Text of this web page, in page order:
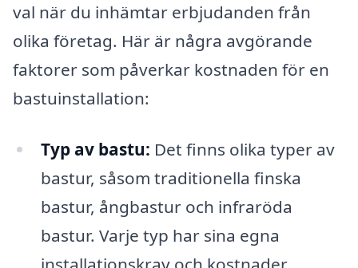
val när du inhämtar erbjudanden från
olika företag. Här är några avgörande
faktorer som påverkar kostnaden för en
bastuinstallation:
Typ av bastu: Det finns olika typer av
bastur, såsom traditionella finska
bastur, ångbastur och infraröda
bastur. Varje typ har sina egna